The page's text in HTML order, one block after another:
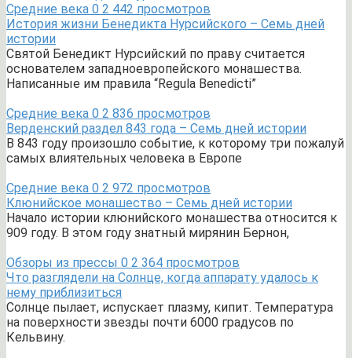
Средние века 0 2 442 просмотров
История жизни Бенедикта Нурсийского – Семь дней
истории
Святой Бенедикт Нурсийский по праву считается
основателем западноевропейского монашества.
Написанные им правила “Regula Benedicti”
Средние века 0 2 836 просмотров
Верденский раздел 843 года – Семь дней истории
В 843 году произошло событие, к которому три пожалуй
самых влиятельных человека в Европе
Средние века 0 2 972 просмотров
Клюнийское монашество – Семь дней истории
Начало истории клюнийского монашества относится к
909 году. В этом году знатный мирянин Бернон,
Обзоры из прессы 0 2 364 просмотров
Что разглядели на Солнце, когда аппарату удалось к
нему приблизиться
Солнце пылает, испускает плазму, кипит. Температура
на поверхности звезды почти 6000 градусов по
Кельвину.